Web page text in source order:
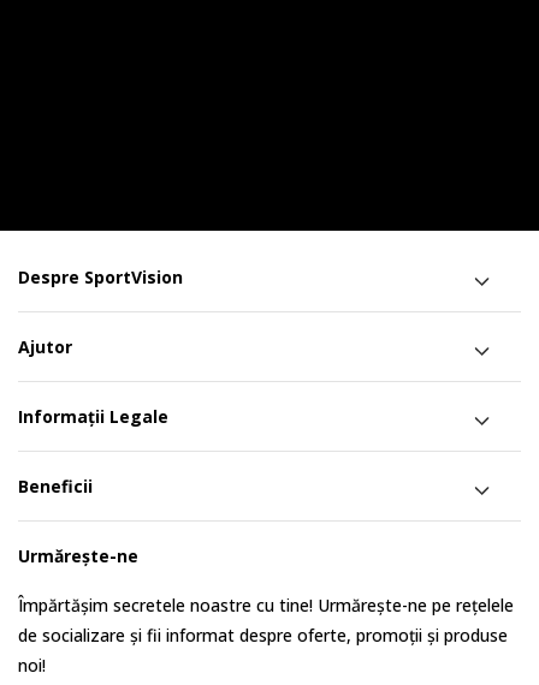
Despre SportVision
Ajutor
Informații Legale
Beneficii
Urmărește-ne
Împărtășim secretele noastre cu tine! Urmărește-ne pe rețelele
de socializare și fii informat despre oferte, promoții și produse
noi!